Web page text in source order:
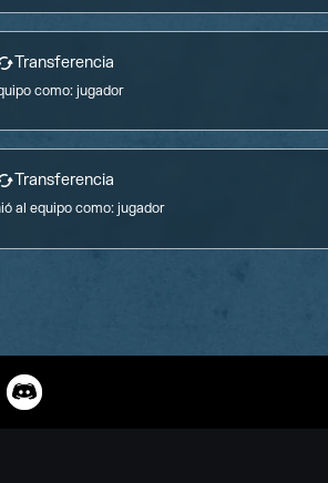
Transferencia
como:jugador
Transferencia
al equipo como:jugador